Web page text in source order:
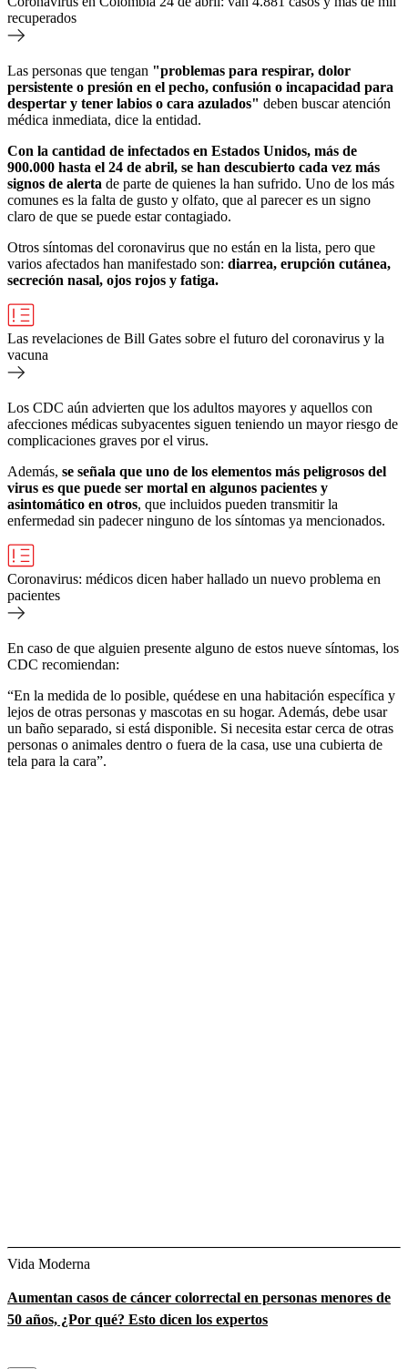
recuperados
Las personas que tengan "problemas para respirar, dolor
persistente o presión en el pecho, confusión o incapacidad para
despertar y tener labios o cara azulados" deben buscar atención
médica inmediata, dice la entidad.
Con la cantidad de infectados en Estados Unidos, más de
900.000 hasta el 24 de abril, se han descubierto cada vez más
signos de alerta de parte de quienes la han sufrido. Uno de los más
comunes es la falta de gusto y olfato, que al parecer es un signo
claro de que se puede estar contagiado.
Otros síntomas del coronavirus que no están en la lista, pero que
varios afectados han manifestado son: diarrea, erupción cutánea,
secreción nasal, ojos rojos y fatiga.
Las revelaciones de Bill Gates sobre el futuro del coronavirus y la
vacuna
Los CDC aún advierten que los adultos mayores y aquellos con
afecciones médicas subyacentes siguen teniendo un mayor riesgo de
complicaciones graves por el virus.
Además, se señala que uno de los elementos más peligrosos del
virus es que puede ser mortal en algunos pacientes y
asintomático en otros, que incluidos pueden transmitir la
enfermedad sin padecer ninguno de los síntomas ya mencionados.
Coronavirus: médicos dicen haber hallado un nuevo problema en
pacientes
En caso de que alguien presente alguno de estos nueve síntomas, los
CDC recomiendan:
“En la medida de lo posible, quédese en una habitación específica y
lejos de otras personas y mascotas en su hogar. Además, debe usar
un baño separado, si está disponible. Si necesita estar cerca de otras
personas o animales dentro o fuera de la casa, use una cubierta de
tela para la cara”.
Vida Moderna
Aumentan casos de cáncer colorrectal en personas menores de
50 años, ¿Por qué? Esto dicen los expertos